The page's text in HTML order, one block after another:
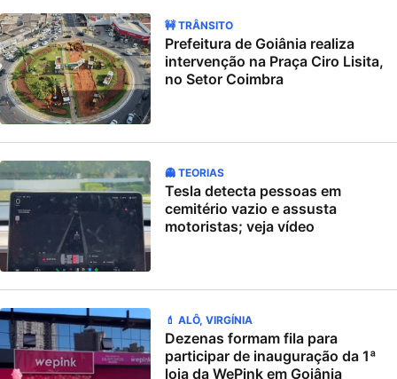
🚧 TRÂNSITO
Prefeitura de Goiânia realiza
intervenção na Praça Ciro Lisita,
no Setor Coimbra
👻 TEORIAS
Tesla detecta pessoas em
cemitério vazio e assusta
motoristas; veja vídeo
💄 ALÔ, VIRGÍNIA
Dezenas formam fila para
participar de inauguração da 1ª
loja da WePink em Goiânia